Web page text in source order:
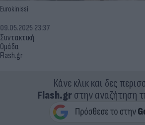
Eurokinissi
Συντακτική
Ομάδα
Flash.gr
09.05.2025 23:37
Κάνε κλικ και δες
Flash.grστην αναζήτηση